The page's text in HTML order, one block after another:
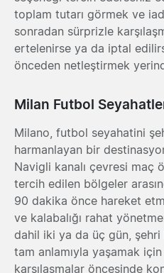
toplam tutarı görmek ve
sonradan sürprizle
ertelenirse ya da iptal
önceden netleştirmek
Milan Futbol
Milano, futbol seyahatini
harmanlayan bir
Navigli kanalı çevresi maç
tercih edilen bölgeler
90 dakika önce hareket
ve kalabalığı rahat
dahil iki ya da üç gün, şehri
tam anlamıyla yaşamak
karşılaşmalar öncesinde